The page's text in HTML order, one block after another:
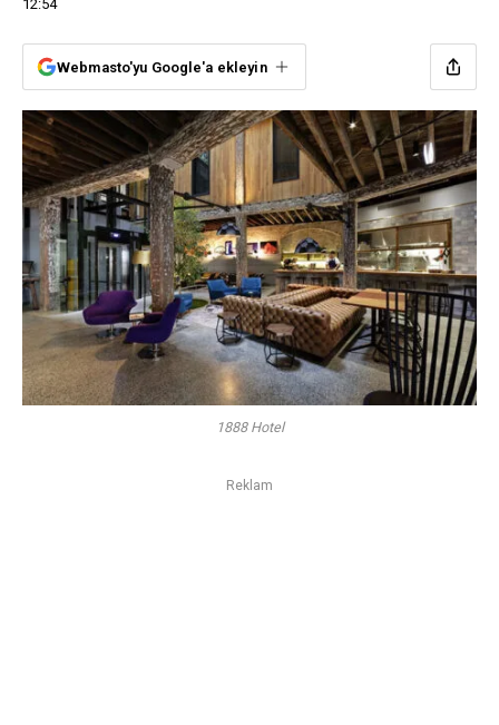
12:54
Webmasto'yu Google'a ekleyin
1888 Hotel
Reklam